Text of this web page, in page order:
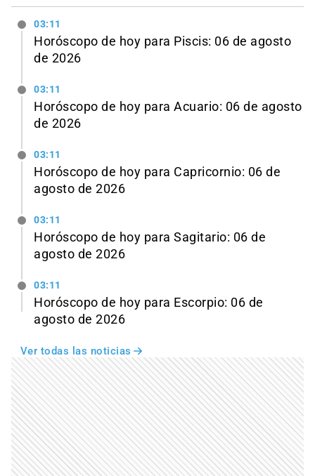
03:11
Horóscopo de hoy para Piscis: 06 de agosto
de 2026
03:11
Horóscopo de hoy para Acuario: 06 de agosto
de 2026
03:11
Horóscopo de hoy para Capricornio: 06 de
agosto de 2026
03:11
Horóscopo de hoy para Sagitario: 06 de
agosto de 2026
03:11
Horóscopo de hoy para Escorpio: 06 de
agosto de 2026
Ver todas las noticias